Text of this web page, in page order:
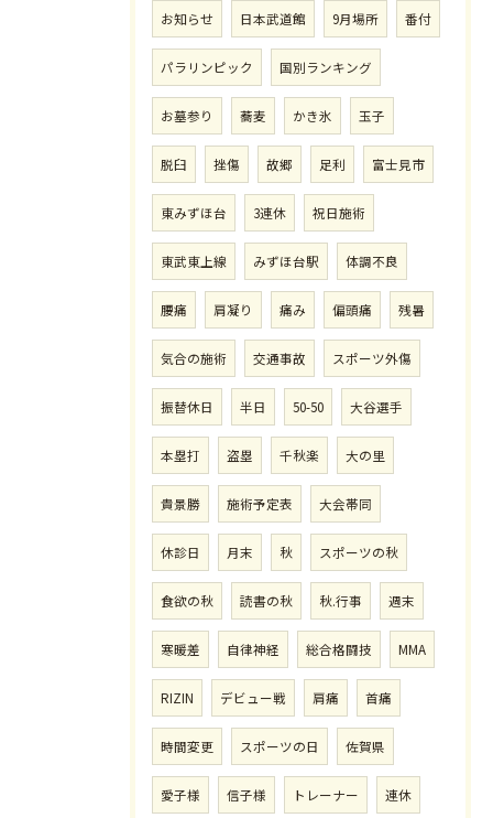
お知らせ 日本武道館 9月場所 番付
パラリンピック 国別ランキング
お墓参り 蕎麦 かき氷 玉子
脱臼 挫傷 故郷 足利 富士見市
東みずほ台 3連休 祝日施術
東武東上線 みずほ台駅 体調不良
腰痛 肩凝り 痛み 偏頭痛 残暑
気合の施術 交通事故 スポーツ外傷
振替休日 半日 50-50 大谷選手
本塁打 盗塁 千秋楽 大の里
貴景勝 施術予定表 大会帯同
休診日 月末 秋 スポーツの秋
食欲の秋 読書の秋 秋.行事 週末
寒暖差 自律神経 総合格闘技 MMA
RIZIN デビュー戦 肩痛 首痛
時間変更 スポーツの日 佐賀県
愛子様 信子様 トレーナー 連休